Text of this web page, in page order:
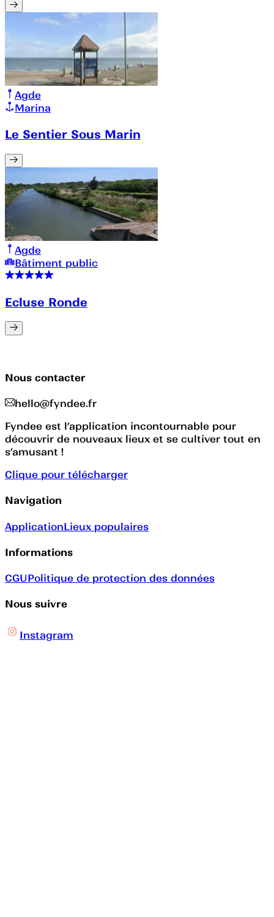
Agde
Marina
Le Sentier Sous Marin
Agde
Bâtiment public
Ecluse Ronde
Nous contacter
hello@fyndee.fr
Fyndee est l’application incontournable pour
découvrir de nouveaux lieux et se cultiver tout en
s’amusant !
Clique pour télécharger
Navigation
ApplicationLieux populaires
Informations
CGUPolitique de protection des données
Nous suivre
Instagram